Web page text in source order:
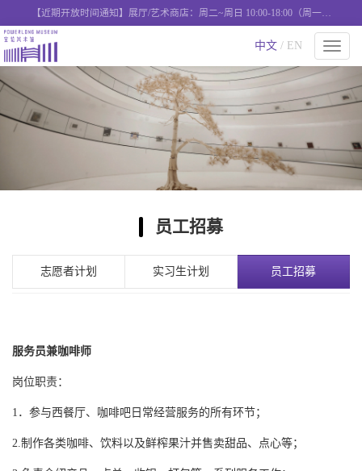
【近期开放时间通知】展厅/艺术商店：周二~周日 10:00-18:00（周一闭
馆），艺术西餐厅：周二-周日 11:00-18:00营业
切
换
航
中文 / EN
员工招募
志愿者计划 实习生计划 员工招募
服务员兼咖啡师
岗位职责：
1．参与西餐厅、咖啡吧日常经营服务的所有环节；
2.制作各类咖啡、饮料以及鲜榨果汁并售卖甜品、点心等；